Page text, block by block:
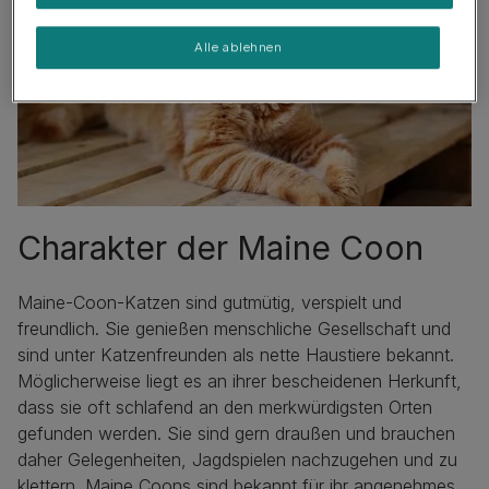
Charakter der Maine Coon
Maine-Coon-Katzen sind gutmütig, verspielt und
freundlich. Sie genießen menschliche Gesellschaft und
sind unter Katzenfreunden als nette Haustiere bekannt.
Möglicherweise liegt es an ihrer bescheidenen Herkunft,
dass sie oft schlafend an den merkwürdigsten Orten
gefunden werden. Sie sind gern draußen und brauchen
daher Gelegenheiten, Jagdspielen nachzugehen und zu
Alle ablehnen